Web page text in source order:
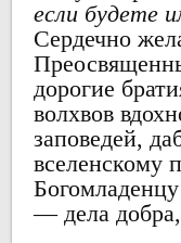
если будете
Сердечно
дорогие
волхвов
заповедей,
вселенскому
— дела